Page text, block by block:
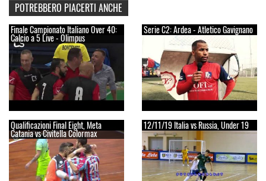
POTREBBERO PIACERTI ANCHE
Finale Campionato Italiano Over 40:
Calcio a 5 Live - Olimpus
Serie C2: Ardea - Atletico Gavignano
Qualificazioni Final Eight, Meta
Catania vs Civitella Colormax
12/11/19 Italia vs Russia, Under 19